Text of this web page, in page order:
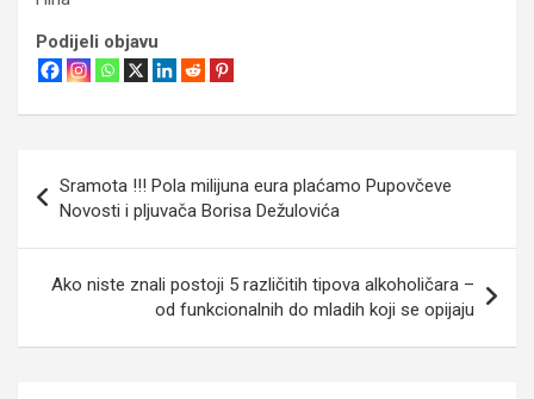
Podijeli objavu
objava
Sramota !!! Pola milijuna eura plaćamo Pupovčeve
Novosti i pljuvača Borisa Dežulovića
Ako niste znali postoji 5 različitih tipova alkoholičara –
od funkcionalnih do mladih koji se opijaju